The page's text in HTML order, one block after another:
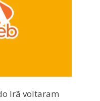
Irã voltaram